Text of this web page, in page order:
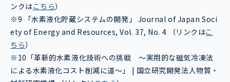
ンクはこちら）
※9 「水素液化貯蔵システムの開発」 Journal of Japan Soci
ety of Energy and Resources, Vol. 37, No. 4 （リンクはこ
ちら）
※10「革新的水素液化技術への挑戦 ～実用的な磁気冷凍法
による水素液化コスト削減に道～」 | 国立研究開発法人物質・